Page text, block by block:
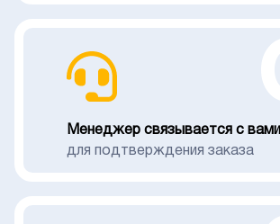
Менеджер связывается с вами
для подтверждения заказа